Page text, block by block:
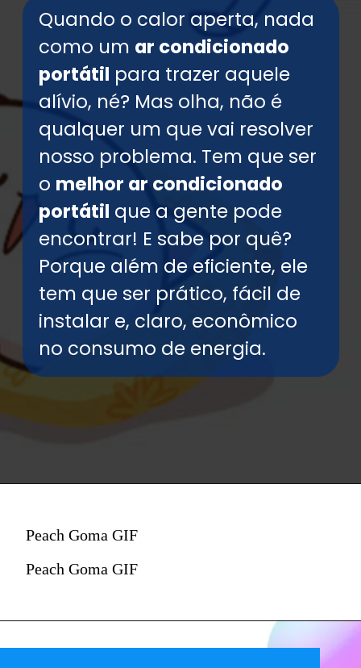
Quando o calor aperta, nada
como um ar condicionado
portátil para trazer aquele
alívio, né? Mas olha, não é
qualquer um que vai resolver
nosso problema. Tem que ser
o melhor ar condicionado
portátil que a gente pode
encontrar! E sabe por quê?
Porque além de eficiente, ele
tem que ser prático, fácil de
instalar e, claro, econômico
no consumo de energia.
Peach Goma GIF
Peach Goma GIF